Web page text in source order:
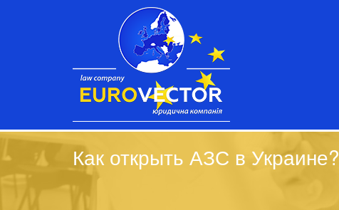
Как открыть АЗС в Украине?